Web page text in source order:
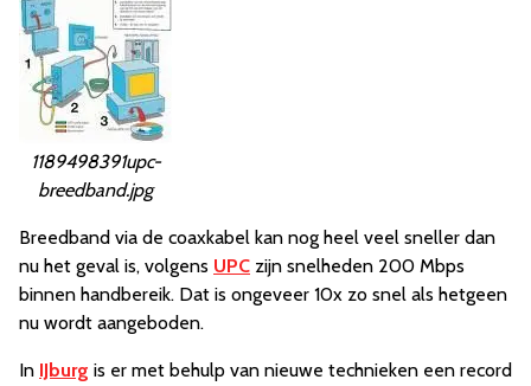
1189498391upc-
breedband.jpg
Breedband via de coaxkabel kan nog heel veel sneller dan
nu het geval is, volgens UPC zijn snelheden 200 Mbps
binnen handbereik. Dat is ongeveer 10x zo snel als hetgeen
nu wordt aangeboden.
In IJburg is er met behulp van nieuwe technieken een record